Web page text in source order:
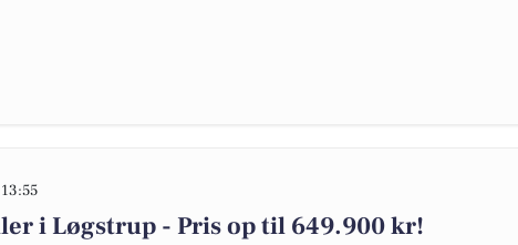
i Løgstrup - Pris op til 649.900 kr!